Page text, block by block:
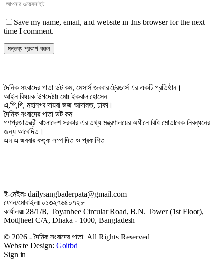
Save my name, email, and website in this browser for the next
time I comment.
দৈনিক সংবাদের পাতা ডট কম, মেসার্স জববার ট্রেডার্স এর একটি প্রতিষ্ঠান।
আইন বিষয়ক উপদেষ্টাঃ মোঃ ইকবাল হোসেন
এ,পি,পি, মহানগর দায়রা জজ আদালত, ঢাকা।
দৈনিক সংবাদের পাতা ডট কম
গণপ্রজাতন্ত্রী বাংলাদেশ সরকার এর তথ্য মন্ত্রণালয়ের অধীনে বিধি মোতাবেক নিবন্ধনের
জন্য আবেদিত।
এম এ জববার কতৃক সম্পাদিত ও প্রকাশিত
ই-মেইলঃ dailysangbaderpata@gmail.com
ফোন/মোবাইলঃ ০১৩২৭৬৪০৭২৮
কার্যালয়ঃ 28/1/B, Toyanbee Circular Road, B.N. Tower (1st Floor),
Motijheel C/A, Dhaka - 1000, Bangladesh
© 2026 - দৈনিক সংবাদের পাতা. All Rights Reserved.
Website Design: Goitbd
Sign in